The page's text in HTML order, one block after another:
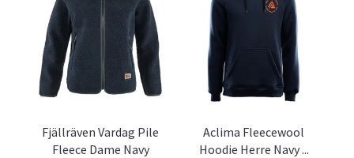
Fjällräven Vardag Pile
Fleece Dame Navy
Aclima Fleecewool
Hoodie Herre Navy ...